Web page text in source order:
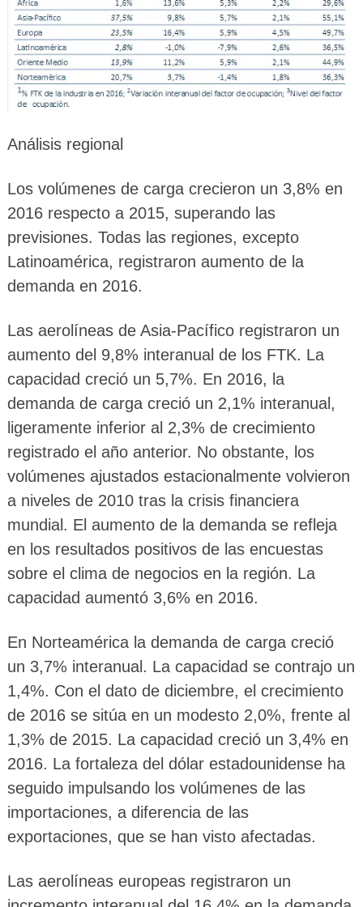
Análisis regional
Los volúmenes de carga crecieron un 3,8% en
2016 respecto a 2015, superando las
previsiones. Todas las regiones, excepto
Latinoamérica, registraron aumento de la
demanda en 2016.
Las aerolíneas de Asia-Pacífico registraron un
aumento del 9,8% interanual de los FTK. La
capacidad creció un 5,7%. En 2016, la
demanda de carga creció un 2,1% interanual,
ligeramente inferior al 2,3% de crecimiento
registrado el año anterior. No obstante, los
volúmenes ajustados estacionalmente volvieron
a niveles de 2010 tras la crisis financiera
mundial. El aumento de la demanda se refleja
en los resultados positivos de las encuestas
sobre el clima de negocios en la región. La
capacidad aumentó 3,6% en 2016.
En Norteamérica la demanda de carga creció
un 3,7% interanual. La capacidad se contrajo un
1,4%. Con el dato de diciembre, el crecimiento
de 2016 se sitúa en un modesto 2,0%, frente al
1,3% de 2015. La capacidad creció un 3,4% en
2016. La fortaleza del dólar estadounidense ha
seguido impulsando los volúmenes de las
importaciones, a diferencia de las
exportaciones, que se han visto afectadas.
Las aerolíneas europeas registraron un